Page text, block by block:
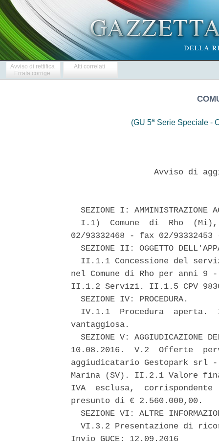
Avviso di rettifica
Errata corrige
Atti correlati
(GU 5aSerie Speciale -
Avviso di
SEZIONE I: AMMINISTRAZIONE
I.1)  Comune  di  Rho
02/93332468 - fax 02/
SEZIONE II: OGGETTO
II.1.1 Concessione del
nel Comune di Rho per anni 9 -
II.1.2 Servizi. II.1.5 CPV
  SEZIONE IV: PROCEDURA.
IV.1.1  Procedura  aperta.
vantaggiosa.
SEZIONE V: AGGIUDICAZIONE
10.08.2016.  V.2  Offerte
aggiudicatario Gestopark
Marina (SV). II.2.1 Valore
IVA  esclusa,
presunto di € 2.560.000,00.
SEZIONE VI: ALTRE
VI.3.2 Presentazione di
Invio GUCE: 12.09.2016